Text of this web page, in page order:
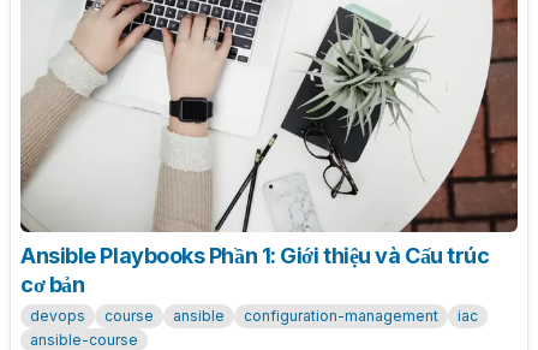
Ansible Playbooks Phần 1: Giới thiệu và Cấu trúc
cơ bản
devops course ansible configuration-management
iac
ansible-course